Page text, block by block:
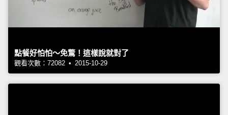
點餐好怕怕～免驚！這樣說就對了
觀看次數：72082 • 2015-10-29